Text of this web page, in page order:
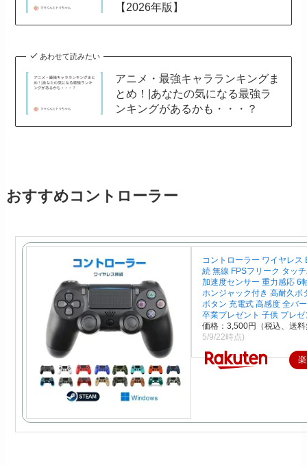
【2026年版】
あわせて読みたい
アニメ・最強キャラランキングま
とめ！|あなたの気になる最強ラ
ンキングがあるかも・・・？
おすすめコントローラー
コントローラー ワイヤレス
続 無線 FPSフリーク タッ
加速度センサー 重力感応 6
ホンジャック付き 高耐久ボ
ボタン 充電式 高感度 全バ
卒業プレゼント 子供 プレゼ
価格：3,500円（税込、送
5/9/22時点)